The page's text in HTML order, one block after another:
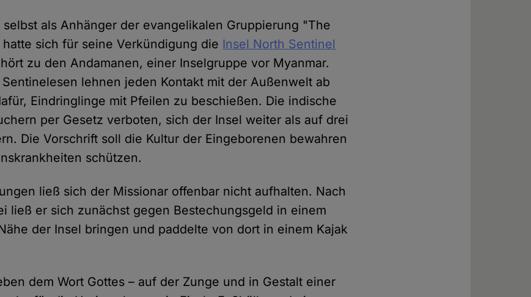
als Anhänger der evangelikalen Gruppierung "The
sich für seine Verkündigung die Insel North Sentinel
zu den Andamanen, einer Inselgruppe vor Myanmar.
lehnen jeden Kontakt mit der Außenwelt ab
Eindringlinge mit Pfeilen zu beschießen. Die indische
per Gesetz verboten, sich der Insel weiter als auf drei
Die Vorschrift soll die Kultur der Eingeborenen bewahren
schützen.
ließ sich der Missionar offenbar nicht aufhalten. Nach
ließ er sich zunächst gegen Bestechungsgeld in einem
der Insel bringen und paddelte von dort in einem Kajak
dem Wort Gottes – auf der Zunge und in Gestalt einer